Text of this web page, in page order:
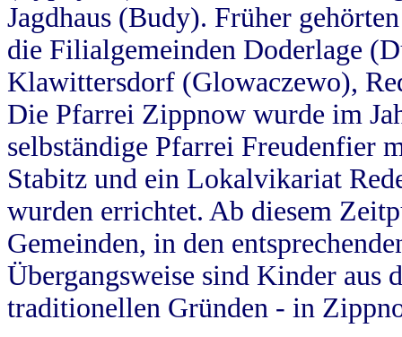
Jagdhaus (Budy). Früher
die Filialgemeinden Doderlage
Klawittersdorf (Glowaczewo),
Die Pfarrei Zippnow wurde im
selbständige Pfarrei Freudenfier
Stabitz und ein Lokalvikariat
wurden errichtet. Ab diesem
Gemeinden, in den
Übergangsweise sind Kinder aus
traditionellen Gründen - in